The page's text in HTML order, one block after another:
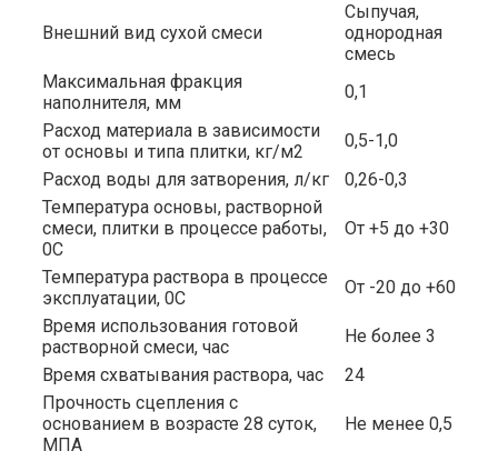
Внешний вид сухой смеси
Сыпучая,
однородная
смесь
Максимальная фракция
наполнителя, мм
0,1
Расход материала в зависимости
от основы и типа плитки, кг/м2
0,5-1,0
Расход воды для затворения, л/кг
0,26-0,3
Температура основы, растворной
смеси, плитки в процессе работы,
0С
От +5 до +30
Температура раствора в процессе
эксплуатации, 0С
От -20 до +60
Время использования готовой
растворной смеси, час
Не более 3
Время схватывания раствора, час
24
Прочность сцепления с
основанием в возрасте 28 суток,
МПА
Не менее 0,5